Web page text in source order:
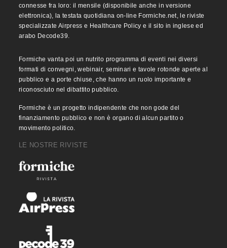
connesse fra loro: il mensile (disponibile anche in versione
elettronica), la testata quotidiana on-line Formiche.net, le riviste
specializzate Airpress e Healthcare Policy e il sito in inglese ed
arabo Decode39.
Formiche vanta poi un nutrito programma di eventi nei diversi
formati di convegni, webinair, seminari e tavole rotonde aperte al
pubblico e a porte chiuse, che hanno un ruolo importante e
riconosciuto nel dibattito pubblico.
Formiche è un progetto indipendente che non gode del
finanziamento pubblico e non è organo di alcun partito o
movimento politico.
LE NOSTRE RIVISTE